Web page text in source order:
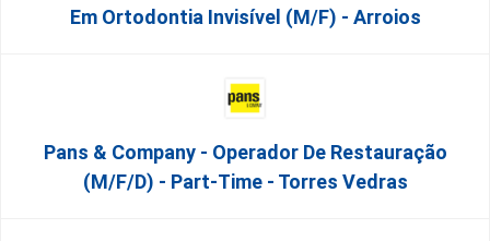
Em Ortodontia Invisível (M/F) - Arroios
Pans & Company - Operador De Restauração
(m/f/d) - Part-Time - Torres Vedras